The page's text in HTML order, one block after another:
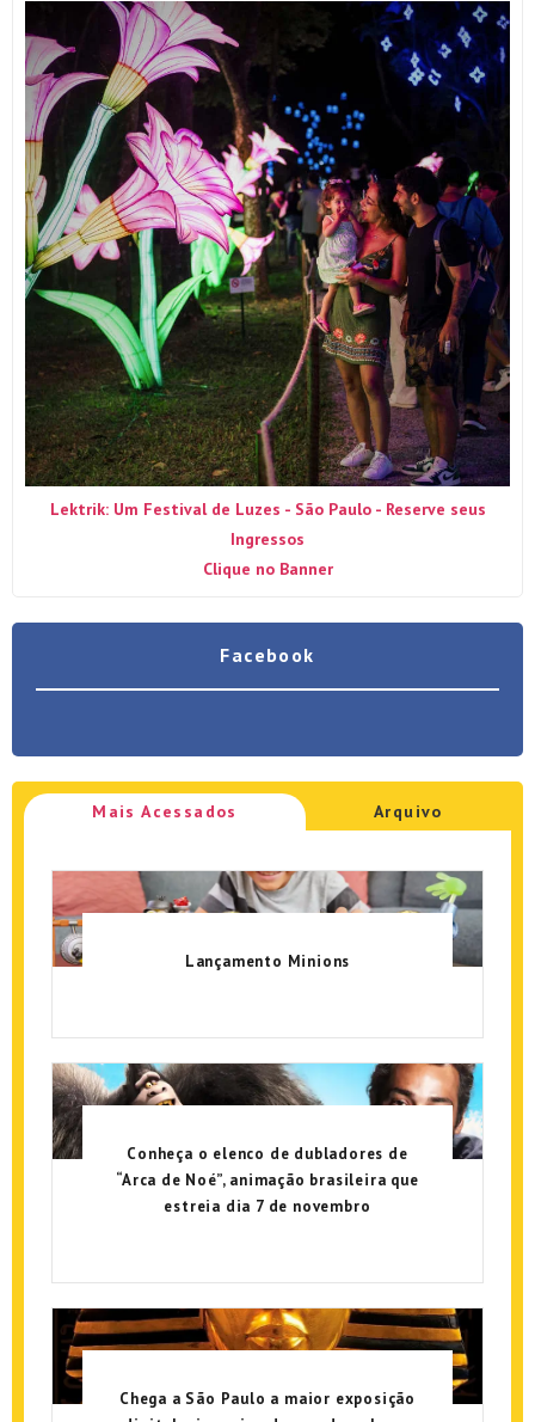
Lektrik: Um Festival de Luzes - São Paulo - Reserve seus
Ingressos
Clique no Banner
Facebook
Mais Acessados Arquivo
Lançamento Minions
Conheça o elenco de dubladores de
“Arca de Noé”, animação brasileira que
estreia dia 7 de novembro
Chega a São Paulo a maior exposição